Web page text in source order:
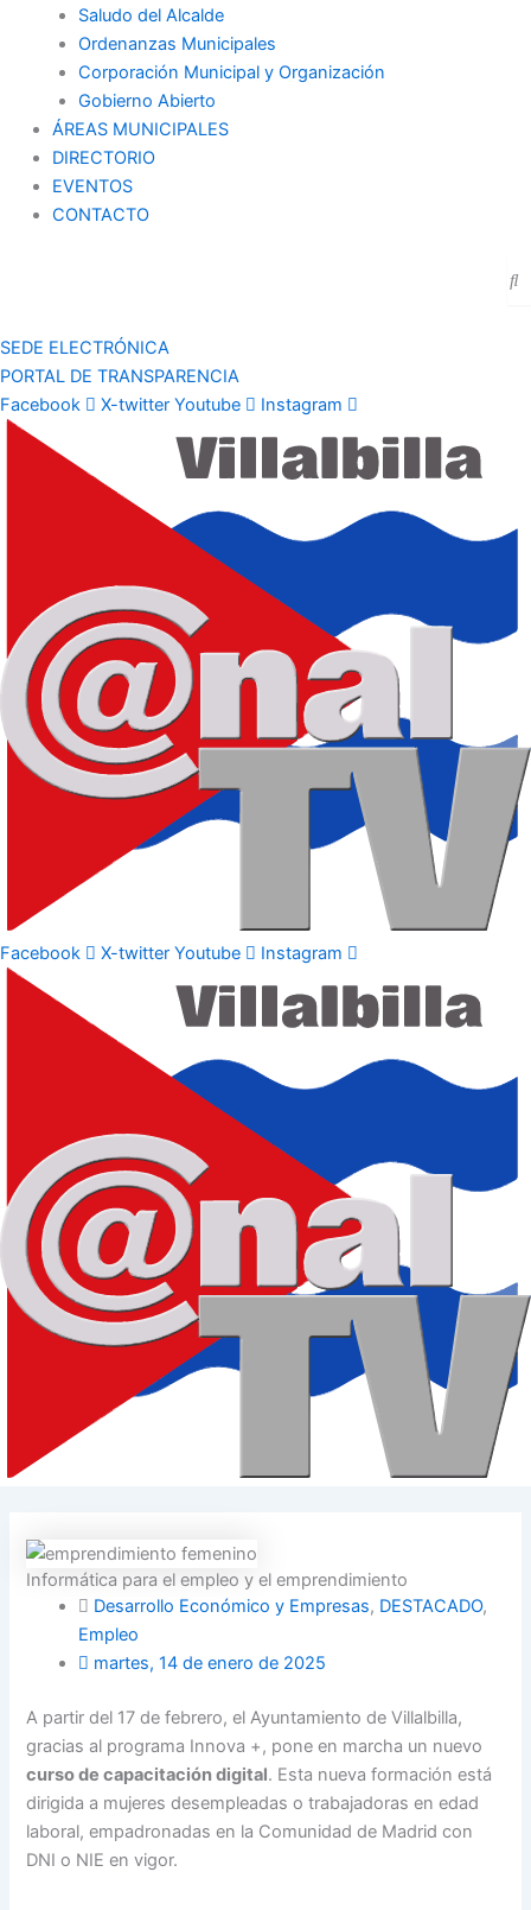
Saludo del Alcalde
Ordenanzas Municipales
Corporación Municipal y Organización
Gobierno Abierto
ÁREAS MUNICIPALES
DIRECTORIO
EVENTOS
CONTACTO
SEDE ELECTRÓNICA
PORTAL DE TRANSPARENCIA
Facebook
X-twitter Youtube Instagram
Facebook X-twitter Youtube Instagram
Informática para el empleo y el emprendimiento
Desarrollo Económico y Empresas, DESTACADO,
Empleo
martes, 14 de enero de 2025
A partir del 17 de febrero, el Ayuntamiento de Villalbilla,
gracias al programa Innova +, pone en marcha un nuevo
curso de capacitación digital. Esta nueva formación está
dirigida a mujeres desempleadas o trabajadoras en edad
laboral, empadronadas en la Comunidad de Madrid con
DNI o NIE en vigor.